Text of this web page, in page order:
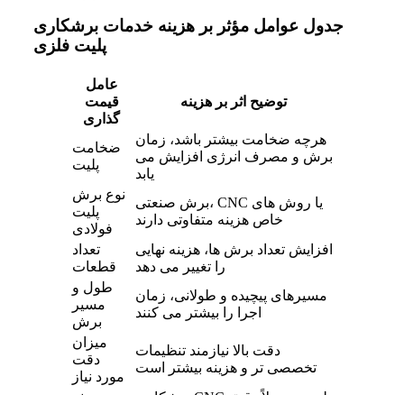
جدول عوامل مؤثر بر هزینه خدمات برشکاری
پلیت فلزی
عامل
قیمت‌
گذاری
توضیح اثر بر هزینه
ضخامت
پلیت
هرچه ضخامت بیشتر باشد، زمان
برش و مصرف انرژی افزایش می‌
یابد
نوع برش
پلیت
فولادی
برش صنعتی، CNC یا روش‌ های
خاص هزینه متفاوتی دارند
تعداد
قطعات
افزایش تعداد برش‌ ها، هزینه نهایی
را تغییر می‌ دهد
طول و
مسیر
برش
مسیرهای پیچیده و طولانی، زمان
اجرا را بیشتر می‌ کنند
میزان
دقت
مورد نیاز
دقت بالا نیازمند تنظیمات
تخصصی‌ تر و هزینه بیشتر است